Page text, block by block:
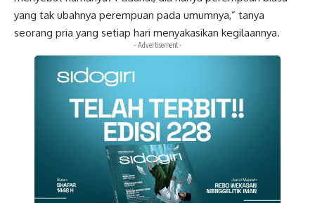
yang tak ubahnya perempuan pada umumnya,” tanya
seorang pria yang setiap hari menyakasikan kegilaannya.
- Advertisement -